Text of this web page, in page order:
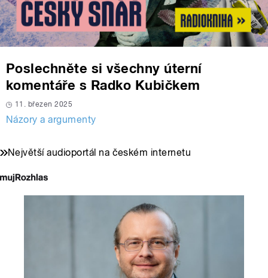
Poslechněte si všechny úterní
komentáře s Radko Kubičkem
11. březen 2025
Názory a argumenty
Největší audioportál na českém internetu